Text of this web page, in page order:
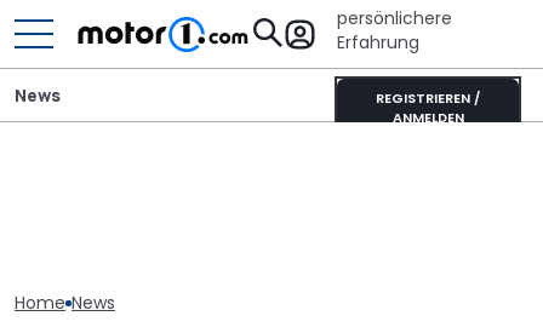
persönlichere
Erfahrung
REGISTRIEREN /
ANMELDEN
News
Home News